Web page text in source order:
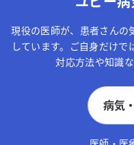
現役の医師が、患者さんの
しています。ご自身だけ
対応方法や知識
病気